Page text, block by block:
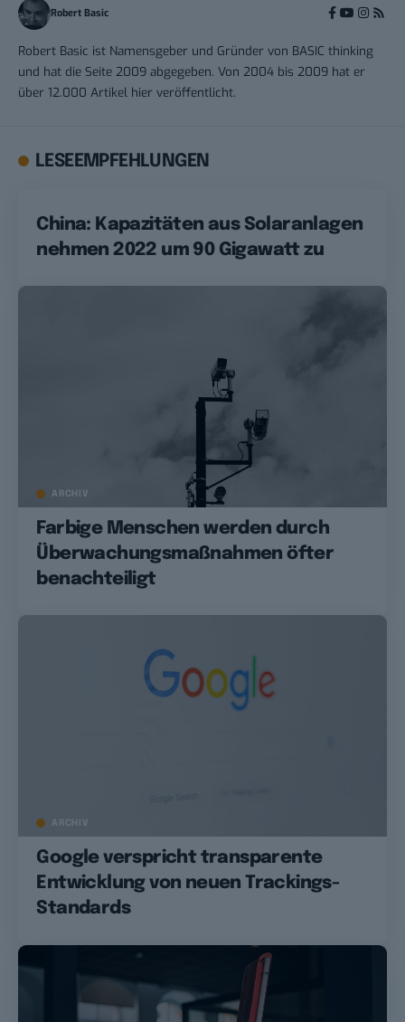
Robert Basic
Robert Basic ist Namensgeber und Gründer von BASIC thinking
und hat die Seite 2009 abgegeben. Von 2004 bis 2009 hat er
über 12.000 Artikel hier veröffentlicht.
LESEEMPFEHLUNGEN
China: Kapazitäten aus Solaranlagen
nehmen 2022 um 90 Gigawatt zu
ARCHIV
Farbige Menschen werden durch
Überwachungsmaßnahmen öfter
benachteiligt
ARCHIV
Google verspricht transparente
Entwicklung von neuen Trackings-
Standards